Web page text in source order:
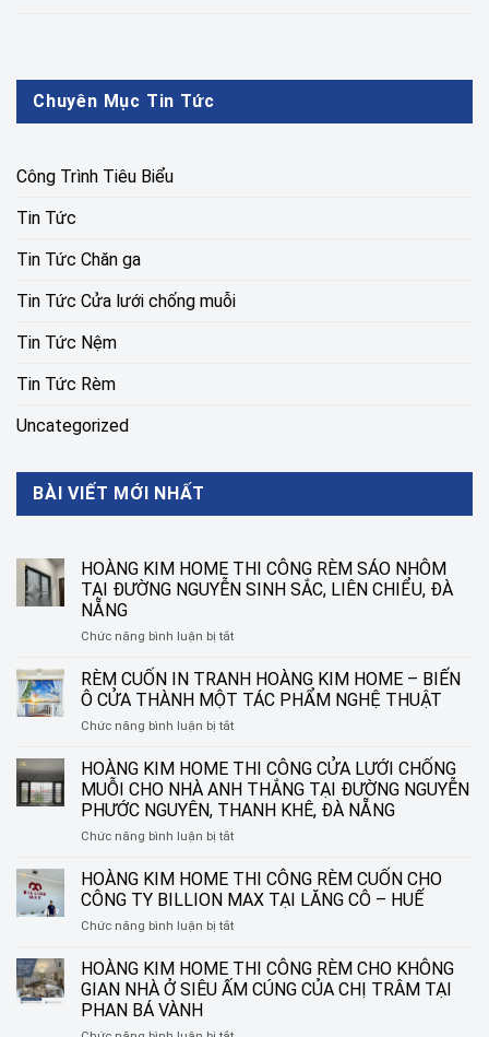
Chuyên Mục Tin Tức
Công Trình Tiêu Biểu
Tin Tức
Tin Tức Chăn ga
Tin Tức Cửa lưới chống muỗi
Tin Tức Nệm
Tin Tức Rèm
Uncategorized
BÀI VIẾT MỚI NHẤT
HOÀNG KIM HOME THI CÔNG RÈM SÁO NHÔM
TẠI ĐƯỜNG NGUYỄN SINH SẮC, LIÊN CHIỂU, ĐÀ
NẴNG
Chức năng bình luận bị tắtở
KIM
HOME
THI
CÔNG
SÁO
NHÔM
TẠI
NGUYỄN
SẮC,
LIÊN
ĐÀ
RÈM CUỐN IN TRANH HOÀNG KIM HOME – BIẾN
Ô CỬA THÀNH MỘT TÁC PHẨM NGHỆ THUẬT
Chức năng bình luận bị tắtở
CUỐN
IN
TRANH
HOÀNG
KIM
–
BIẾN
CỬA
MỘT
TÁC
HOÀNG KIM HOME THI CÔNG CỬA LƯỚI CHỐNG
MUỖI CHO NHÀ ANH THẮNG TẠI ĐƯỜNG NGUYỄN
PHƯỚC NGUYÊN, THANH KHÊ, ĐÀ NẴNG
Chức năng bình luận bị tắtở
KIM
HOME
THI
CÔNG
LƯỚI
CHỐNG
HOÀNG KIM HOME THI CÔNG RÈM CUỐN CHO
CÔNG TY BILLION MAX TẠI LĂNG CÔ – HUẾ
Chức năng bình luận bị tắtở
KIM
HOME
THI
HOÀNG KIM HOME THI CÔNG RÈM CHO KHÔNG
GIAN NHÀ Ở SIÊU ẤM CÚNG CỦA CHỊ TRÂM TẠI
PHAN BÁ VÀNH